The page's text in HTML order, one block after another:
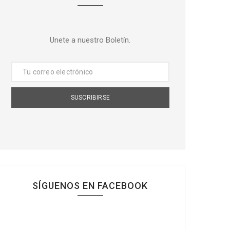
Unete a nuestro Boletín.
SÍGUENOS EN FACEBOOK